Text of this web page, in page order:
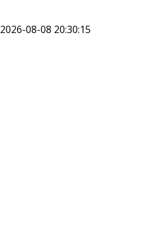
2026-08-08 20:30:15